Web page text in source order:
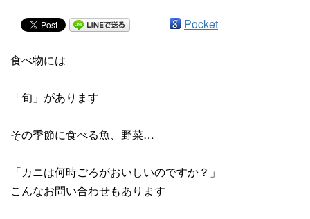
Pocket
食べ物には
「旬」があります
その季節に食べる魚、野菜…
「カニは何時ごろがおいしいのですか？」
こんなお問い合わせもあります